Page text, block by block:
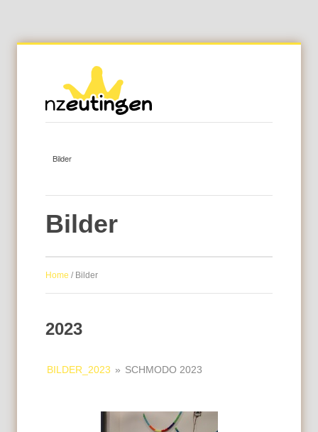
Bilder
Home / Bilder
2023
BILDER_2023 » SCHMODO 2023